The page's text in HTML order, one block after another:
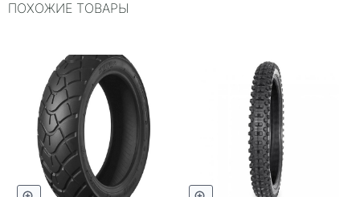
Ширина профиля, мм
Индекс нагрузки
Индекс скорости
С камерой
С камерой
Рекомендация к
установке
На переднее колесо
ПОХОЖИЕ ТОВАРЫ